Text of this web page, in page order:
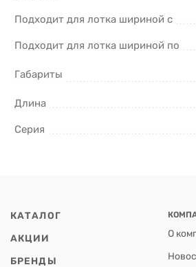
Подходит для лотка шириной с
Подходит для лотка шириной по
Габариты
Длина
Серия
КАТАЛОГ
АКЦИИ
БРЕНДЫ
О